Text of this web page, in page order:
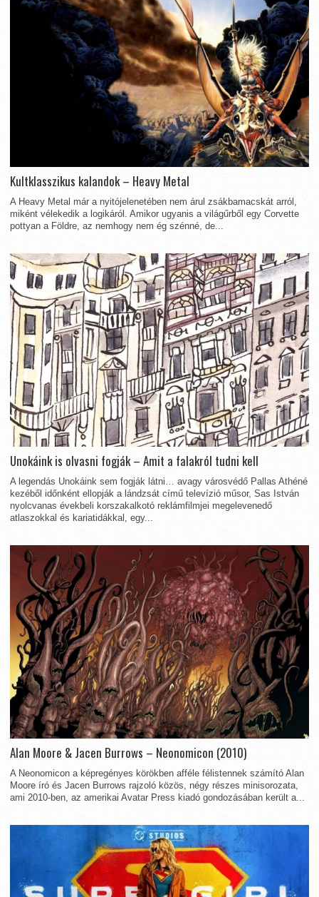
Kultklasszikus kalandok – Heavy Metal
A Heavy Metal már a nyitójelenetében nem árul zsákbamacskát arról,
miként vélekedik a logikáról. Amikor ugyanis a világűrből egy Corvette
pottyan a Földre, az nemhogy nem ég szénné, de...
Unokáink is olvasni fogják – Amit a falakról tudni kell
A legendás Unokáink sem fogják látni… avagy városvédő Pallas Athéné
kezéből időnként ellopják a lándzsát című televízió műsor, Sas István
nyolcvanas évekbeli korszakalkotó reklámfilmjei megelevenedő
atlaszokkal és kariatidákkal, egy...
Alan Moore & Jacen Burrows – Neonomicon (2010)
A Neonomicon a képregényes körökben afféle félistennek számító Alan
Moore író és Jacen Burrows rajzoló közös, négy részes minisorozata,
ami 2010-ben, az amerikai Avatar Press kiadó gondozásában került a...